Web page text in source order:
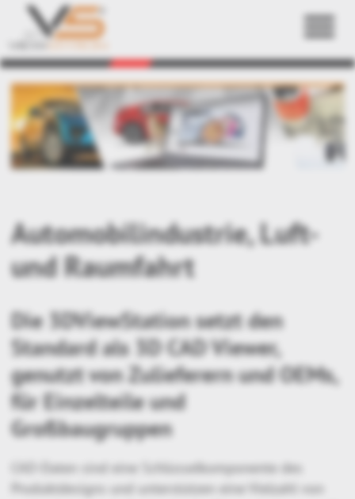
Zurück
Automobilindustrie, Luft-
und Raumfahrt
Die 3DViewStation setzt den
Standard als 3D CAD Viewer,
genutzt von Zulieferern und OEMs,
für Einzelteile und
Großbaugruppen
CAD-Daten sind eine Schlüsselkomponente des
Produktdesigns und unterstützen eine Vielzahl von